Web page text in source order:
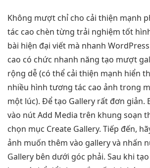
Không mượt chỉ cho cải thiện mạnh
tác cao chèn từng trải nghiệm tốt
bài hiện đại viết mà nhanh
cao có chức nhanh năng tạo mượt
rộng dễ(có thể cải thiện mạnh hiển
nhiều hình tương tác cao ảnh trong
một lúc). Để tạo Gallery rất đơn giản.
vào nút Add Media trên khung soạn
chọn mục Create Gallery. Tiếp đến,
ảnh muốn thêm vào gallery và nhấn
Gallery bên dưới góc phải. Sau khi